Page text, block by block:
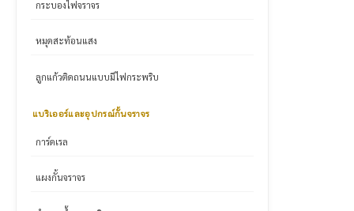
กระบองไฟจราจร
หมุดสะท้อนแสง
ลูกแก้วติดถนนแบบมีไฟกระพริบ
แบริเออร์และอุปกรณ์กั้นจราจร
การ์ดเรล
แผงกั้นจราจร